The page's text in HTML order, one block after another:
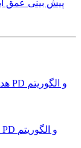
پیش بینی عمق